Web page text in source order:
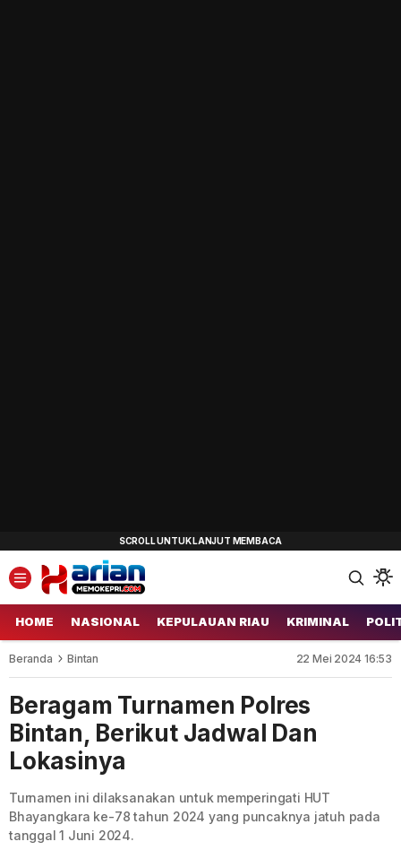
HOME NASIONAL KEPULAUAN RIAU KRIMINAL
Beranda Bintan 22 Mei 2024 16:53
Beragam Turnamen Polres
Bintan, Berikut Jadwal Dan
Lokasinya
Turnamen ini dilaksanakan untuk memperingati HUT
Bhayangkara ke-78 tahun 2024 yang puncaknya jatuh pada
tanggal 1 Juni 2024.